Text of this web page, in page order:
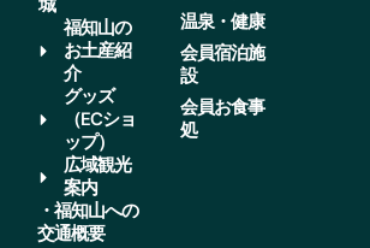
城
福知山の
お土産紹
介
グッズ
（ECショ
ップ）
広域観光
案内
・福知山への
交通概要
温泉・健康
会員宿泊施
設
会員お食事
処